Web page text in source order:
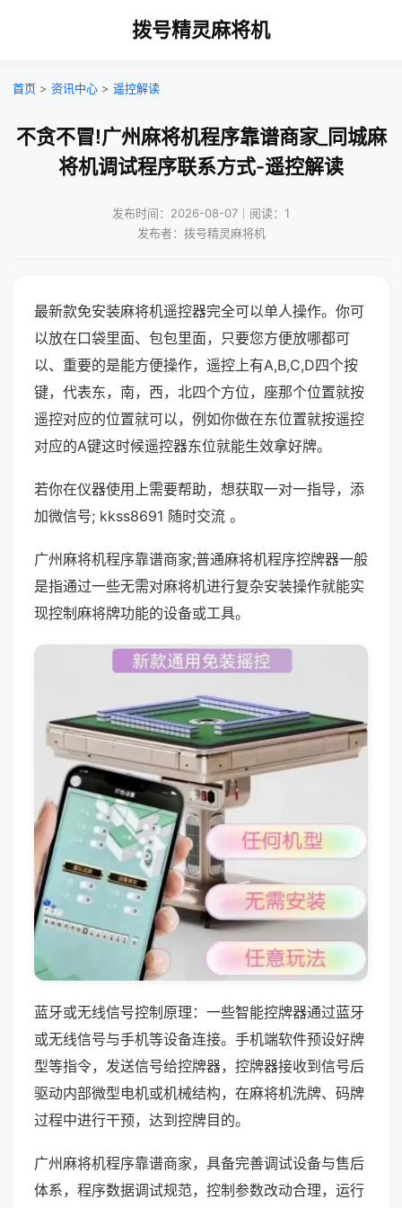
拨号精灵麻将机
首页 > 资讯中心 > 遥控解读
不贪不冒!广州麻将机程序靠谱商家_同城麻
将机调试程序联系方式-遥控解读
发布时间：2026-08-07｜阅读：1
发布者：拨号精灵麻将机
最新款免安装麻将机遥控器完全可以单人操作。你可
以放在口袋里面、包包里面，只要您方便放哪都可
以、重要的是能方便操作，遥控上有A,B,C,D四个按
键，代表东，南，西，北四个方位，座那个位置就按
遥控对应的位置就可以，例如你做在东位置就按遥控
对应的A键这时候遥控器东位就能生效拿好牌。
若你在仪器使用上需要帮助，想获取一对一指导，添
加微信号; kkss8691 随时交流 。
广州麻将机程序靠谱商家;普通麻将机程序控牌器一般
是指通过一些无需对麻将机进行复杂安装操作就能实
现控制麻将牌功能的设备或工具。
蓝牙或无线信号控制原理：一些智能控牌器通过蓝牙
或无线信号与手机等设备连接。手机端软件预设好牌
型等指令，发送信号给控牌器，控牌器接收到信号后
驱动内部微型电机或机械结构，在麻将机洗牌、码牌
过程中进行干预，达到控牌目的。
广州麻将机程序靠谱商家，具备完善调试设备与售后
体系，程序数据调试规范，控制参数改动合理，运行